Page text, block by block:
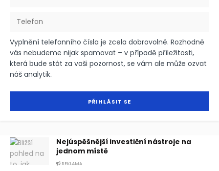
Vyplnění telefonního čísla je zcela dobrovolné. Rozhodně
vás nebudeme nijak spamovat – v případě příležitosti,
která bude stát za vaši pozornost, se vám ale může ozvat
náš analytik.
Nejúspěšnější investiční nástroje na
jednom místě
REKLAMA